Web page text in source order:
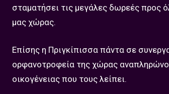
σταματήσει τις μεγάλες δωρεές προς
μας χώρας.
Επίσης η Πριγκίπισσα πάντα σε
ορφανοτροφεία της χώρας
οικογένειας που τους λείπει.